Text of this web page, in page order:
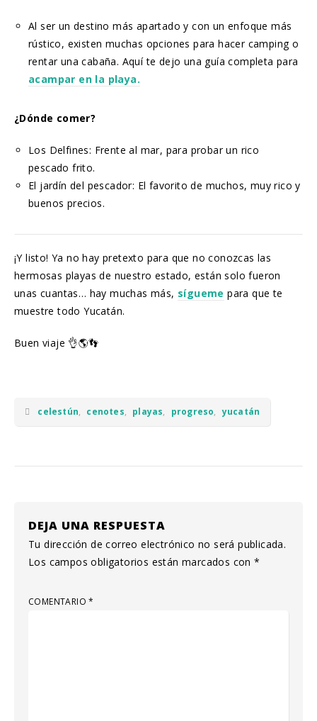
Al ser un destino más apartado y con un enfoque más
rústico, existen muchas opciones para hacer camping o
rentar una cabaña. Aquí te dejo una guía completa para
acampar en la playa.
¿Dónde comer?
Los Delfines: Frente al mar, para probar un rico
pescado frito.
El jardín del pescador: El favorito de muchos, muy rico y
buenos precios.
¡Y listo! Ya no hay pretexto para que no conozcas las
hermosas playas de nuestro estado, están solo fueron
unas cuantas… hay muchas más, sígueme para que te
muestre todo Yucatán.
Buen viaje 👌🌎👣
celestún, cenotes, playas, progreso, yucatán
DEJA UNA RESPUESTA
Tu dirección de correo electrónico no será publicada.
Los campos obligatorios están marcados con*
COMENTARIO*